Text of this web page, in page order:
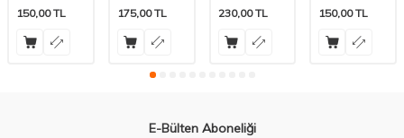
150,00TL
175,00TL 230,00TL 150,00TL
E-Bülten Aboneliği